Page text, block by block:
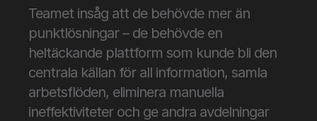
Teamet insåg att de behövde mer än
punktlösningar – de behövde en
heltäckande plattform som kunde bli den
centrala källan för all information, samla
arbetsflöden, eliminera manuella
ineffektiviteter och ge andra avdelningar